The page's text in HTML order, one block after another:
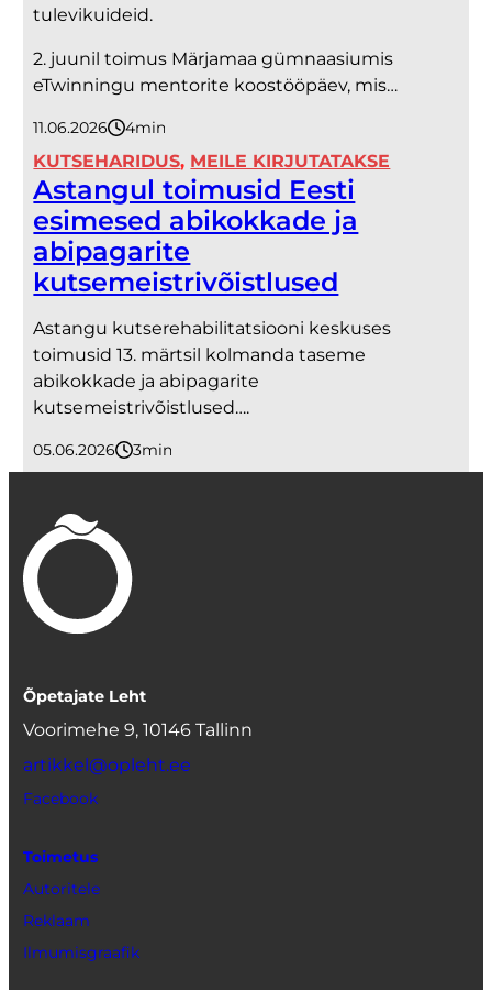
tulevikuideid.
2. juunil toimus Märjamaa gümnaasiumis
eTwinningu mentorite koostööpäev, mis…
11.06.2026 4minutit
KUTSEHARIDUS, MEILE KIRJUTATAKSE
Astangul toimusid Eesti
esimesed abikokkade ja
abipagarite
kutsemeistrivõistlused
Astangu kutserehabilitatsiooni keskuses
toimusid 13. märtsil kolmanda taseme
abikokkade ja abipagarite
kutsemeistrivõistlused….
05.06.2026 3minutit
Õpetajate Leht
Voorimehe 9, 10146 Tallinn
artikkel@opleht.ee
Facebook
Toimetus
Autoritele
Reklaam
Ilmumisgraafik